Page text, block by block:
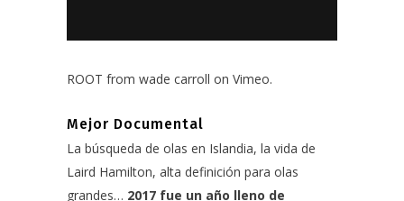
ROOT from wade carroll on Vimeo.
Mejor Documental
La búsqueda de olas en Islandia, la vida de
Laird Hamilton, alta definición para olas
grandes… 2017 fue un año lleno de